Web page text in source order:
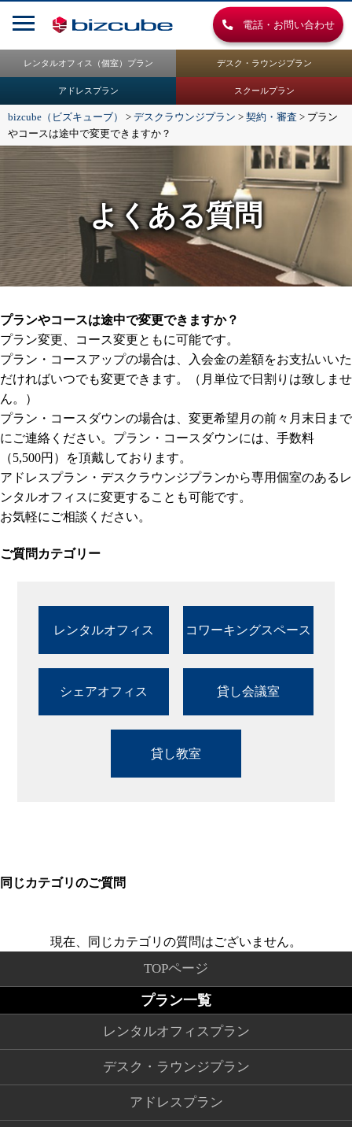
電話・お問い合わせ
レンタルオフィス（個室）プラン デスク・ラウンジプラン
アドレスプラン スクールプラン
bizcube（ビズキューブ） > デスクラウンジプラン > 契約・審査 > プラン
やコースは途中で変更できますか？
よくある質問
プランやコースは途中で変更できますか？
プラン変更、コース変更ともに可能です。
プラン・コースアップの場合は、入会金の差額をお支払いいた
だければいつでも変更できます。（月単位で日割りは致しませ
ん。）
プラン・コースダウンの場合は、変更希望月の前々月末日まで
にご連絡ください。プラン・コースダウンには、手数料
（5,500円）を頂戴しております。
アドレスプラン・デスクラウンジプランから専用個室のあるレ
ンタルオフィスに変更することも可能です。
お気軽にご相談ください。
ご質問カテゴリー
レンタルオフィス コワーキングスペース
シェアオフィス 貸し会議室
貸し教室
同じカテゴリのご質問
現在、同じカテゴリの質問はございません。
TOPページ
プラン一覧
レンタルオフィスプラン
デスク・ラウンジプラン
アドレスプラン